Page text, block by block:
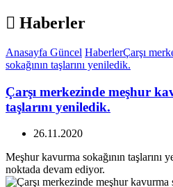
Haberler
Anasayfa Güncel HaberlerÇarşı
sokağının taşlarını yeniledik.
Çarşı merkezinde meşhur
taşlarını yeniledik.
26.11.2020
Meşhur kavurma sokağının taşlarını
noktada devam ediyor.